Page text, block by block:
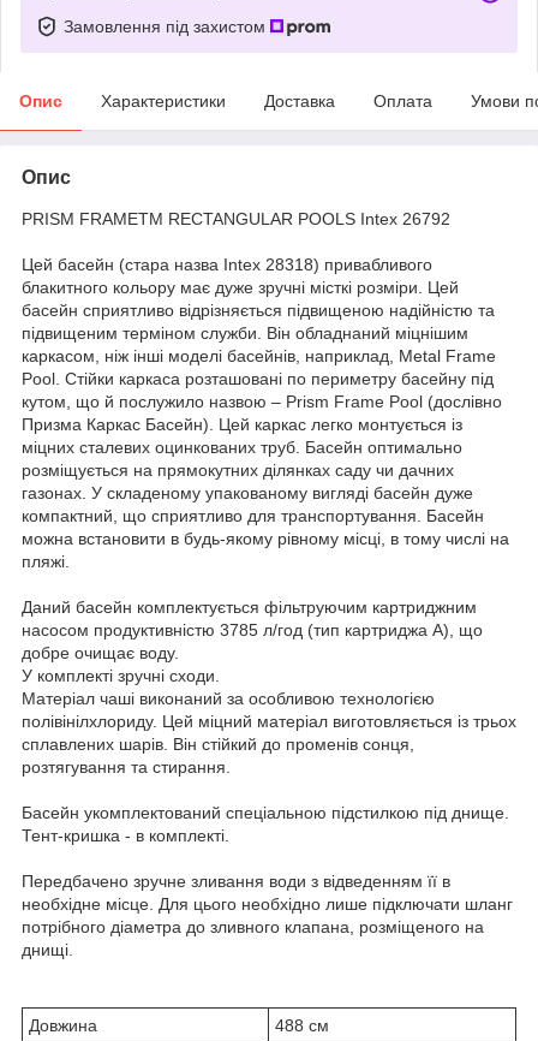
Замовлення під захистом
Опис Характеристики Доставка Оплата Умови
Опис
PRISM FRAMETM RECTANGULAR POOLS Intex 26792
Цей басейн (стара назва Intex 28318) привабливого
блакитного кольору має дуже зручні місткі розміри. Цей
басейн сприятливо відрізняється підвищеною надійністю та
підвищеним терміном служби. Він обладнаний міцнішим
каркасом, ніж інші моделі басейнів, наприклад, Metal Frame
Pool. Стійки каркаса розташовані по периметру басейну під
кутом, що й послужило назвою – Prism Frame Pool (дослівно
Призма Каркас Басейн). Цей каркас легко монтується із
міцних сталевих оцинкованих труб. Басейн оптимально
розміщується на прямокутних ділянках саду чи дачних
газонах. У складеному упакованому вигляді басейн дуже
компактний, що сприятливо для транспортування. Басейн
можна встановити в будь-якому рівному місці, в тому числі на
пляжі.
Даний басейн комплектується фільтруючим картриджним
насосом продуктивністю 3785 л/год (тип картриджа A), що
добре очищає воду.
У комплекті зручні сходи.
Матеріал чаші виконаний за особливою технологією
полівінілхлориду. Цей міцний матеріал виготовляється із трьох
сплавлених шарів. Він стійкий до променів сонця,
розтягування та стирання.
Басейн укомплектований спеціальною підстилкою під днище.
Тент-кришка - в комплекті.
Передбачено зручне зливання води з відведенням її в
необхідне місце. Для цього необхідно лише підключати шланг
потрібного діаметра до зливного клапана, розміщеного на
днищі.
Довжина
488 см